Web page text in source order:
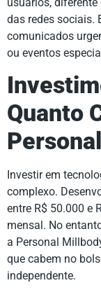
das redes sociais.
comunicados
ou eventos
Quanto
Investir em
complexo.
entre R$ 50.000 e
mensal. No
a Personal
que cabem no
independente.